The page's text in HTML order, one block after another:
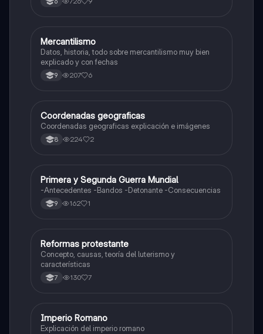
Sociales/Historia
Mercantilismo
Datos, historia, todo sobre mercantilismo muy bien
explicado y con fechas
9 207 6
Sociales/Historia
Coordenadas geograficas
Coordenadas geograficas explicación e imágenes
8 224 2
Sociales/Historia
Primera y Segunda Guerra Mundial
-Antecedentes -Bandos -Detonante -Consecuencias
9 162 1
Sociales/Historia
Reformas protestante
Concepto, causas, teoría del luterismo y
características
7 130 7
Sociales/Historia
Imperio Romano
Explicación del imperio romano